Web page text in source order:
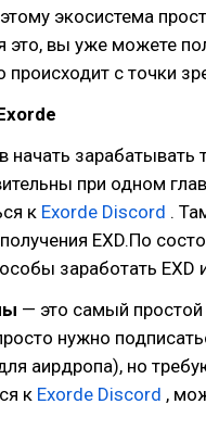
экосистема
это, вы уже можете
происходит с точки
начать зарабатывать
при одном
к Exorde Discord .
EXD.По
заработать EXD
— это самый
нужно
аирдропа), но
к Exorde Discord ,